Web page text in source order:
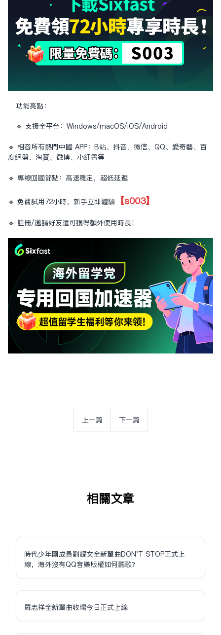
功能亮點：
🔹 支援全平台：Windows/macOS/iOS/Android
🔹 相容所有熱門中國 APP：B站、抖音、微信、QQ、愛奇藝、百
度網盤、淘寶、微博、小紅書等
🔹 專線回國節點：高速穩定，超低延遲
🔹 免費試用72小時，新手立即體驗 【s003】
🔹 註冊/邀請好友還可獲得額外使用時長！
上一篇 下一篇
相关文章
時代少年團成員劉耀文全新單曲DON'T STOP正式上
線，海外沒有QQ音樂版權如何聽歌？
羅志祥全新單曲收場今日正式上線